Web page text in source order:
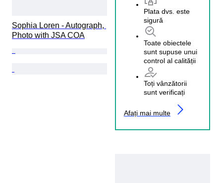
Plata dvs. este
sigură
Toate obiectele
sunt supuse unui
control al calității
Toți vânzătorii
sunt verificați
Afați mai multe
Sophia Loren - Autograph,
Photo with JSA COA